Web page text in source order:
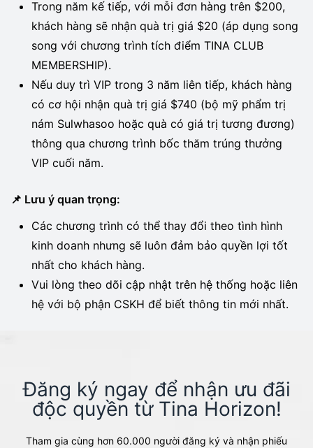
Trong năm kế tiếp, với mỗi đơn hàng trên $200,
khách hàng sẽ nhận quà trị giá $20 (áp dụng song
song với chương trình tích điểm TINA CLUB
MEMBERSHIP).
Nếu duy trì VIP trong 3 năm liên tiếp, khách hàng
có cơ hội nhận quà trị giá $740 (bộ mỹ phẩm trị
nám Sulwhasoo hoặc quà có giá trị tương đương)
thông qua chương trình bốc thăm trúng thưởng
VIP cuối năm.
📌 Lưu ý quan trọng:
Các chương trình có thể thay đổi theo tình hình
kinh doanh nhưng sẽ luôn đảm bảo quyền lợi tốt
nhất cho khách hàng.
Vui lòng theo dõi cập nhật trên hệ thống hoặc liên
hệ với bộ phận CSKH để biết thông tin mới nhất.
Đăng ký ngay để nhận ưu đãi
độc quyền từ Tina Horizon!​
Tham gia cùng hơn 60.000 người đăng ký và nhận phiếu